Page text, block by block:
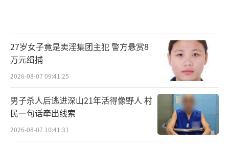
27岁女子竟是卖淫集团主犯 警方悬赏8
万元缉捕
2026-08-07 09:41:25
男子杀人后逃进深山21年活得像野人 村
民一句话牵出线索
2026-08-07 10:41:31